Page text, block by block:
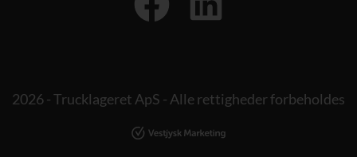
2026 - Trucklageret ApS - Alle rettigheder forbeholdes